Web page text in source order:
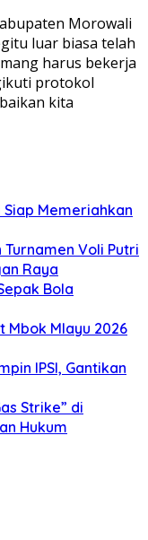
Morowali
luar biasa telah
harus bekerja
protokol
kita
Memeriahkan
Voli Putri
Raya
Bola
Mbok Mlayu 2026
IPSI, Gantikan
Strike” di
Hukum